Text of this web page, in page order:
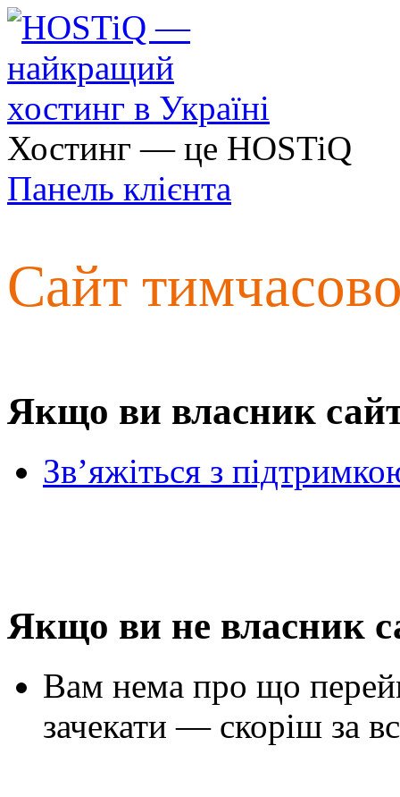
Хостинг — це HOSTiQ
Панель клієнта
Сайт
Якщо ви власник
Зв’яжіться з
Якщо ви не власник
Вам нема про що
зачекати — скоріш за